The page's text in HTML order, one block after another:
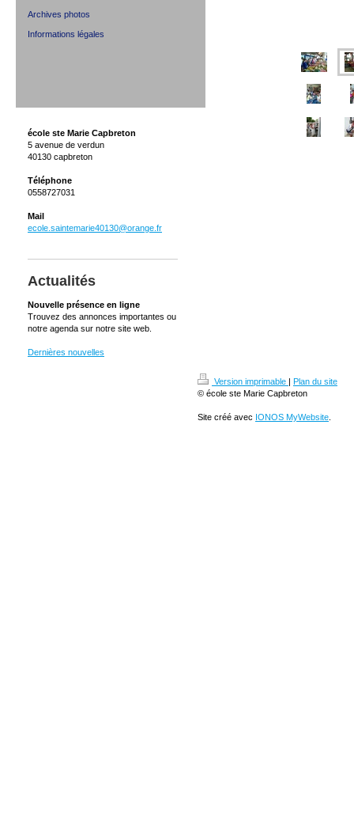
Archives photos
Informations légales
école ste Marie Capbreton
5 avenue de verdun
40130 capbreton
Téléphone
0558727031
Mail
ecole.saintemarie40130@orange.fr
Actualités
Nouvelle présence en ligne
Trouvez des annonces importantes ou
notre agenda sur notre site web.
Dernières nouvelles
Version imprimable | Plan du site
© école ste Marie Capbreton
Site créé avec IONOS MyWebsite